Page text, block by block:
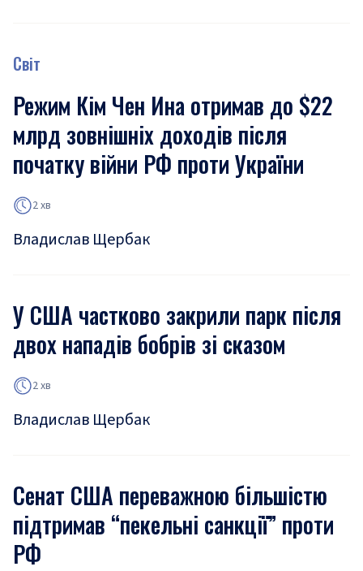
Світ
Режим Кім Чен Ина отримав до $22
млрд зовнішніх доходів після
початку війни РФ проти України
2 хв
Владислав Щербак
У США частково закрили парк після
двох нападів бобрів зі сказом
2 хв
Владислав Щербак
Сенат США переважною більшістю
підтримав “пекельні санкції” проти
РФ